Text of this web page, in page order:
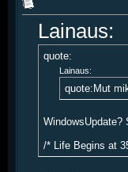
Lainaus:
quote:
Lainaus:
quote:Mut
/* Life Begins at